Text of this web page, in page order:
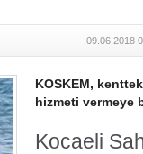
09.06.2018
KOSKEM,
hizmeti vermeye
Kocaeli